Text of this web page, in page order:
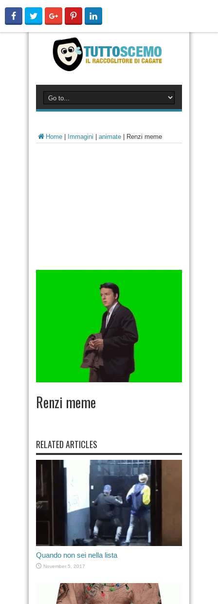
Home Immagini animate Renzi meme
Renzi meme
RELATED ARTICLES
Quando non sei nella lista
November 5, 2017